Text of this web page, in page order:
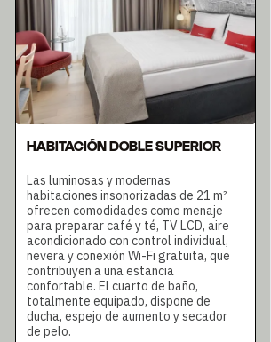
HABITACIÓN DOBLE SUPERIOR
Las luminosas y modernas
habitaciones insonorizadas de 21 m²
ofrecen comodidades como menaje
para preparar café y té, TV LCD, aire
acondicionado con control individual,
nevera y conexión Wi-Fi gratuita, que
contribuyen a una estancia
confortable. El cuarto de baño,
totalmente equipado, dispone de
ducha, espejo de aumento y secador
de pelo.